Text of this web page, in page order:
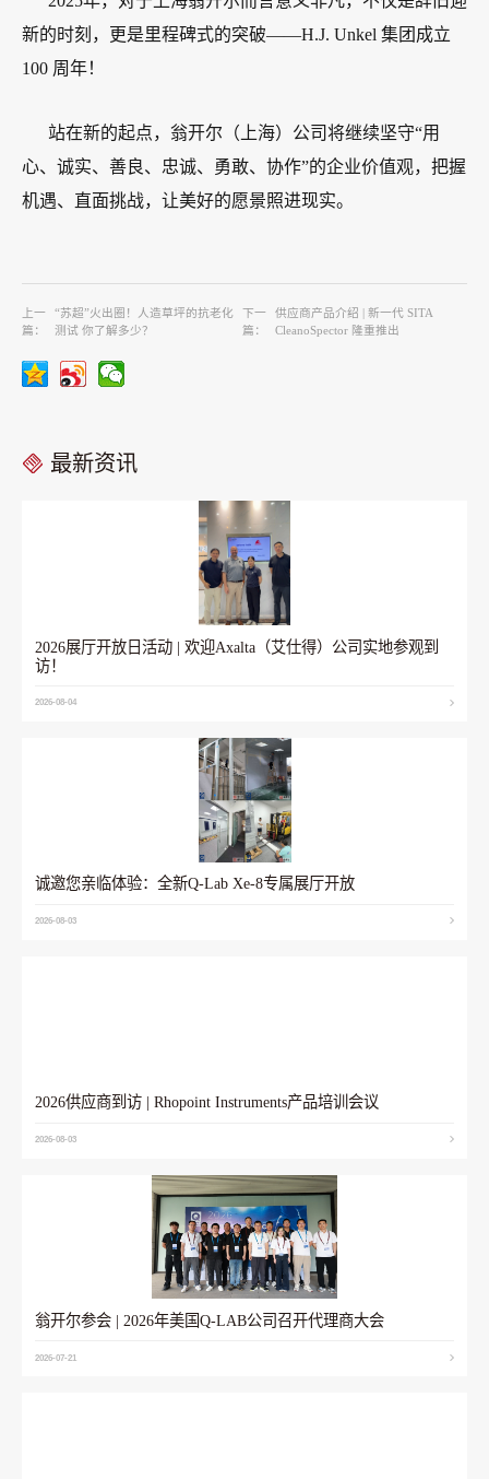
新的时刻，更是里程碑式的突破——H.J. Unkel 集团成立
100 周年！
站在新的起点，翁开尔（上海）公司将继续坚守“用
心、诚实、善良、忠诚、勇敢、协作”的企业价值观，把握
机遇、直面挑战，让美好的愿景照进现实。
上一
篇：
“苏超”火出圈！人造草坪的抗老化
测试 你了解多少？
下一
篇：
供应商产品介绍 | 新一代 SITA
CleanoSpector 隆重推出
最新资讯
2026展厅开放日活动 | 欢迎Axalta（艾仕得）公司实地参观到
访！
2026-08-04
诚邀您亲临体验：全新Q-Lab Xe-8专属展厅开放
2026-08-03
2026供应商到访 | Rhopoint Instruments产品培训会议
2026-08-03
翁开尔参会 | 2026年美国Q-LAB公司召开代理商大会
2026-07-21